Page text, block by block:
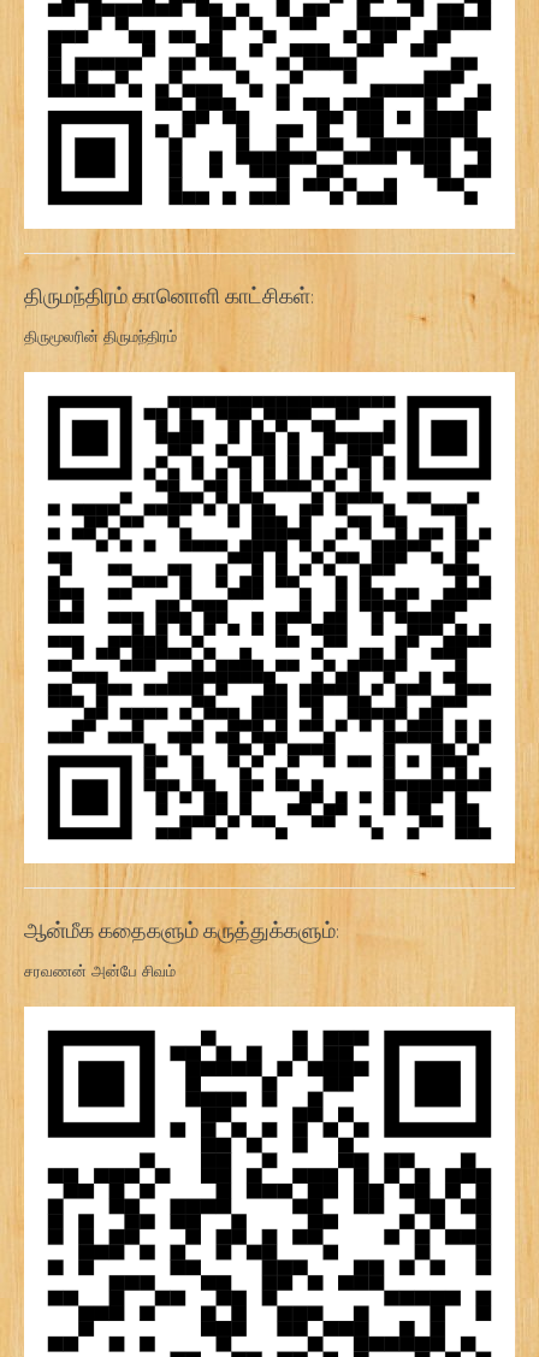
திருமந்திரம் கானொளி காட்சிகள்:
திருமூலரின் திருமந்திரம்
ஆன்மீக கதைகளும் கருத்துக்களும்:
சரவணன் அன்பே சிவம்